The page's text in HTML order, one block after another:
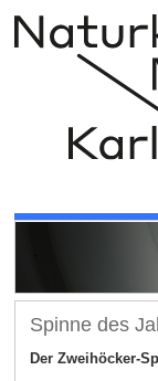
Spinne des
Der Zweihöcker-